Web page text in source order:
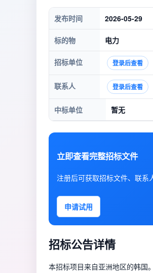
发布时间 2026-05-29
标的物 电力
招标单位 登录后查看
联系人 登录后查看
中标单位 暂无
立即查看完整招标文件
注册后可获取招标文件、联系
申请试用
招标公告详情
本招标项目来自亚洲地区的韩国